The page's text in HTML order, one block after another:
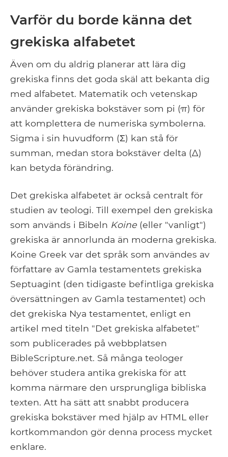
Varför du borde känna det
grekiska alfabetet
Även om du aldrig planerar att lära dig
grekiska finns det goda skäl att bekanta dig
med alfabetet. Matematik och vetenskap
använder grekiska bokstäver som pi (π) för
att komplettera de numeriska symbolerna.
Sigma i sin huvudform (Σ) kan stå för
summan, medan stora bokstäver delta (Δ)
kan betyda förändring.
Det grekiska alfabetet är också centralt för
studien av teologi. Till exempel den grekiska
som används i Bibeln Koine (eller "vanligt")
grekiska är annorlunda än moderna grekiska.
Koine Greek var det språk som användes av
författare av Gamla testamentets grekiska
Septuagint (den tidigaste befintliga grekiska
översättningen av Gamla testamentet) och
det grekiska Nya testamentet, enligt en
artikel med titeln "Det grekiska alfabetet"
som publicerades på webbplatsen
BibleScripture.net. Så många teologer
behöver studera antika grekiska för att
komma närmare den ursprungliga bibliska
texten. Att ha sätt att snabbt producera
grekiska bokstäver med hjälp av HTML eller
kortkommandon gör denna process mycket
enklare.